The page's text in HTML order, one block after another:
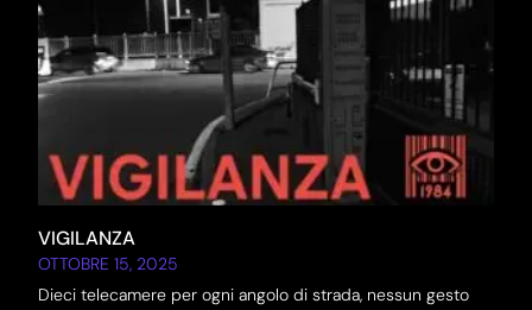
VIGILANZA
OTTOBRE 15, 2025
Dieci telecamere per ogni angolo di strada, nessun gesto